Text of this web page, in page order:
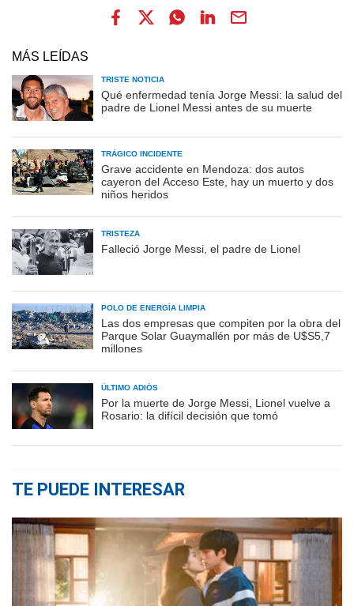
MÁS LEÍDAS
TRISTE NOTICIA
Qué enfermedad tenía Jorge Messi: la salud del
padre de Lionel Messi antes de su muerte
TRÁGICO INCIDENTE
Grave accidente en Mendoza: dos autos
cayeron del Acceso Este, hay un muerto y dos
niños heridos
TRISTEZA
Falleció Jorge Messi, el padre de Lionel
POLO DE ENERGÍA LIMPIA
Las dos empresas que compiten por la obra del
Parque Solar Guaymallén por más de U$S5,7
millones
ÚLTIMO ADIÓS
Por la muerte de Jorge Messi, Lionel vuelve a
Rosario: la difícil decisión que tomó
TE PUEDE INTERESAR